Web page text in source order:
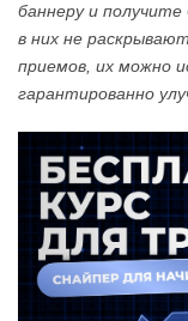
баннеру и
в них не
приемов, их можно
гарантированно